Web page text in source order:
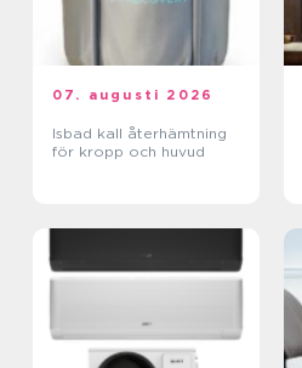
07. augusti 2026
Isbad kall återhämtning
för kropp och huvud